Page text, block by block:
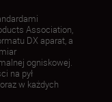
Association,
DX aparat, a
ogniskowej.
na pył
w każdych